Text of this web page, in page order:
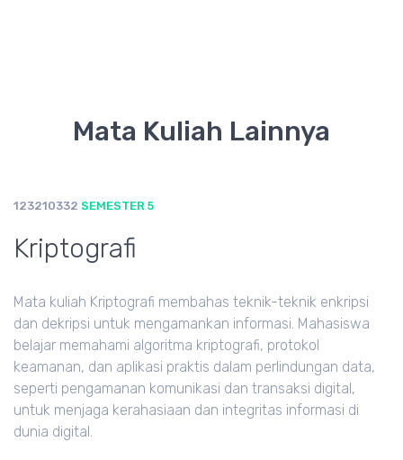
Mata Kuliah Lainnya
123210332 SEMESTER 5
Kriptografi
Mata kuliah Kriptografi membahas teknik-teknik enkripsi
dan dekripsi untuk mengamankan informasi. Mahasiswa
belajar memahami algoritma kriptografi, protokol
keamanan, dan aplikasi praktis dalam perlindungan data,
seperti pengamanan komunikasi dan transaksi digital,
untuk menjaga kerahasiaan dan integritas informasi di
dunia digital.